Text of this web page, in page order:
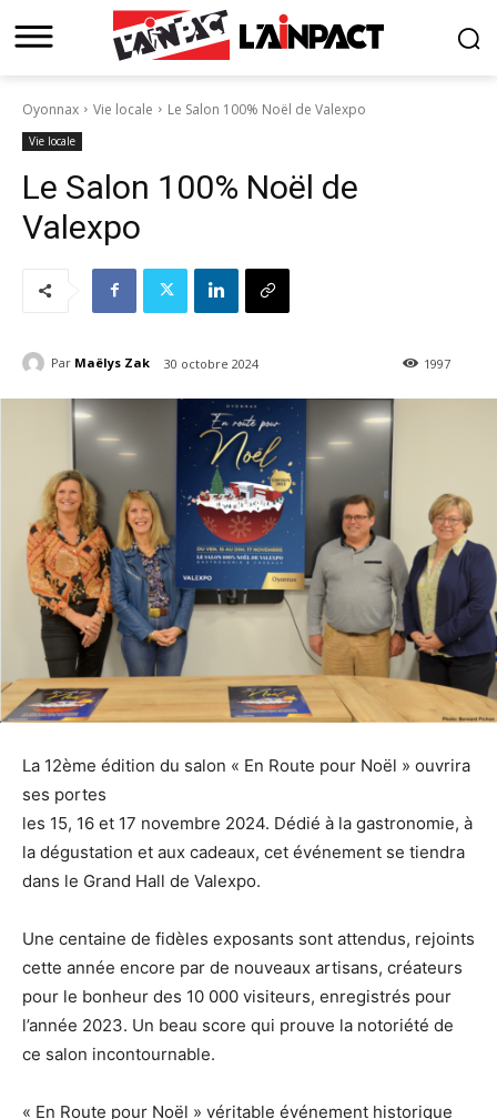
Oyonnax Vie locale Le Salon 100% Noël de Valexpo
Vie locale
Le Salon 100% Noël de
Valexpo
Par Maëlys Zak 30 octobre 2024 1997
La 12ème édition du salon « En Route pour Noël » ouvrira
ses portes
les 15, 16 et 17 novembre 2024. Dédié à la gastronomie, à
la dégustation et aux cadeaux, cet événement se tiendra
dans le Grand Hall de Valexpo.
Une centaine de fidèles exposants sont attendus, rejoints
cette année encore par de nouveaux artisans, créateurs
pour le bonheur des 10 000 visiteurs, enregistrés pour
l’année 2023. Un beau score qui prouve la notoriété de
ce salon incontournable.
« En Route pour Noël » véritable événement historique